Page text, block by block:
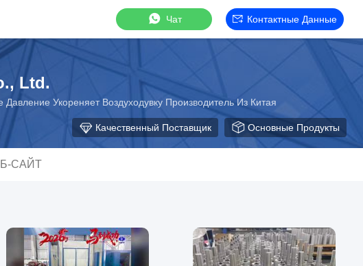
Чат Контактные Данные
Ltd.
Укореняет Воздуходувку Производитель Из Китая
Качественный Поставщик Основные Продукты
САЙТ